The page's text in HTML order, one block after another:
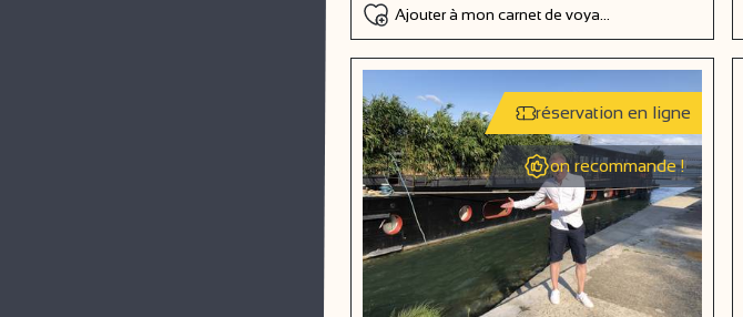
Ajouter à mon carnet de voyage
réservation en ligne
on recommande !